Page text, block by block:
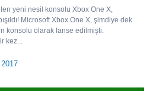
yeni nesil konsolu Xbox One X,
Microsoft Xbox One X, şimdiye dek
konsolu olarak lanse edilmişti.
kez...